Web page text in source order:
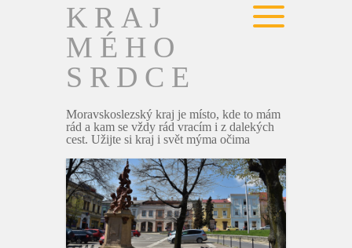
KRAJ
MÉHO
SRDCE
Moravskoslezský kraj je místo, kde to mám
rád a kam se vždy rád vracím i z dalekých
cest. Užijte si kraj i svět mýma očima